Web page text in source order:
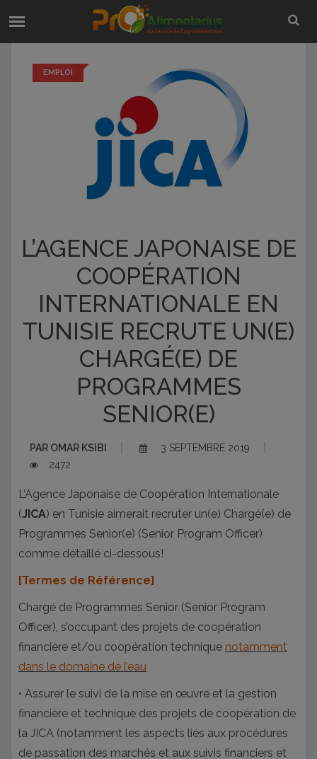
EMPLOI
L’AGENCE JAPONAISE DE
COOPÉRATION
INTERNATIONALE EN
TUNISIE RECRUTE UN(E)
CHARGÉ(E) DE
PROGRAMMES
SENIOR(E)
PAROMAR KSIBI
3 SEPTEMBRE 2019
2472
L’Agence Japonaise de Coopération Internationale
(JICA) en Tunisie aimerait recruter un(e) Chargé(e) de
Programmes Senior(e) (Senior Program Officer)
comme détaillé ci-dessous!
[Termes de Référence]
Chargé de Programmes Senior (Senior Program
Officer), s’occupant des projets de coopération
financière et/ou coopération technique notamment
dans le domaine de l’eau
• Assurer le suivi de la mise en œuvre et la gestion
financière et technique des projets de coopération de
la JICA (notamment les aspects liés aux procédures
de passation des marchés et aux suivis financiers et